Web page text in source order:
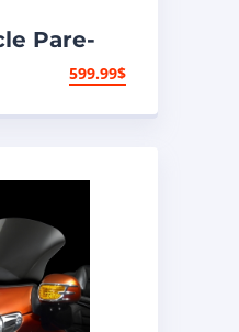
Pare-
599.99$